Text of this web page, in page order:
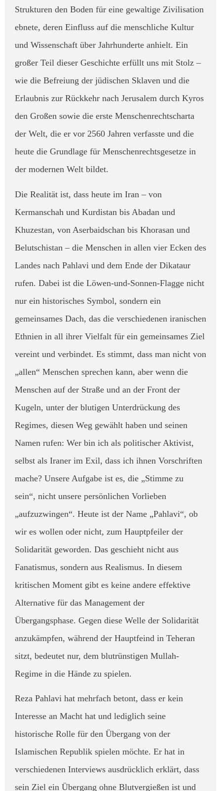
Strukturen den Boden für eine gewaltige Zivilisation
ebnete, deren Einfluss auf die menschliche Kultur
und Wissenschaft über Jahrhunderte anhielt. Ein
großer Teil dieser Geschichte erfüllt uns mit Stolz –
wie die Befreiung der jüdischen Sklaven und die
Erlaubnis zur Rückkehr nach Jerusalem durch Kyros
den Großen sowie die erste Menschenrechtscharta
der Welt, die er vor 2560 Jahren verfasste und die
heute die Grundlage für Menschenrechtsgesetze in
der modernen Welt bildet.
​Die Realität ist, dass heute im Iran – von
Kermanschah und Kurdistan bis Abadan und
Khuzestan, von Aserbaidschan bis Khorasan und
Belutschistan – die Menschen in allen vier Ecken des
Landes nach Pahlavi und dem Ende der Dikataur
rufen. Dabei ist die Löwen-und-Sonnen-Flagge nicht
nur ein historisches Symbol, sondern ein
gemeinsames Dach, das die verschiedenen iranischen
Ethnien in all ihrer Vielfalt für ein gemeinsames Ziel
vereint und verbindet. Es stimmt, dass man nicht von
„allen“ Menschen sprechen kann, aber wenn die
Menschen auf der Straße und an der Front der
Kugeln, unter der blutigen Unterdrückung des
Regimes, diesen Weg gewählt haben und seinen
Namen rufen: Wer bin ich als politischer Aktivist,
selbst als Iraner im Exil, dass ich ihnen Vorschriften
mache? Unsere Aufgabe ist es, die „Stimme zu
sein“, nicht unsere persönlichen Vorlieben
„aufzuzwingen“. ​Heute ist der Name „Pahlavi“, ob
wir es wollen oder nicht, zum Hauptpfeiler der
Solidarität geworden. Das geschieht nicht aus
Fanatismus, sondern aus Realismus. In diesem
kritischen Moment gibt es keine andere effektive
Alternative für das Management der
Übergangsphase. Gegen diese Welle der Solidarität
anzukämpfen, während der Hauptfeind in Teheran
sitzt, bedeutet nur, dem blutrünstigen Mullah-
Regime in die Hände zu spielen.
​Reza Pahlavi hat mehrfach betont, dass er kein
Interesse an Macht hat und lediglich seine
historische Rolle für den Übergang von der
Islamischen Republik spielen möchte. Er hat in
verschiedenen Interviews ausdrücklich erklärt, dass
sein Ziel ein Übergang ohne Blutvergießen ist und